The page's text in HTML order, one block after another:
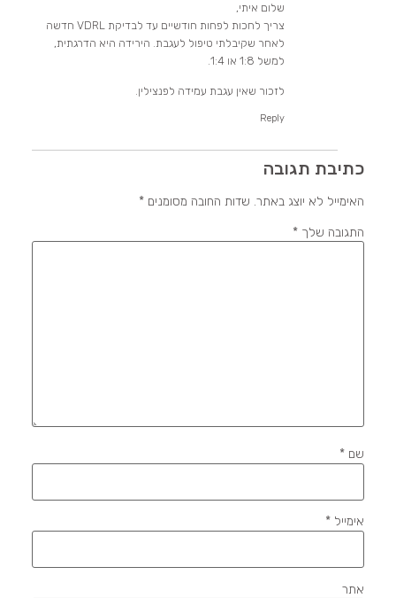
שלום איתי,
צריך לחכות לפחות חודשיים עד לבדיקת VDRL חדשה
לאחר שקיבלתי טיפול לעגבת. הירידה היא הדרגתית,
למשל 1:8 או 1:4.
לזכור שאין עגבת עמידה לפנצילין.
Reply
כתיבת תגובה
האימייל לא יוצג באתר. שדות החובה מסומנים *
התגובה שלך *
שם *
אימייל *
אתר